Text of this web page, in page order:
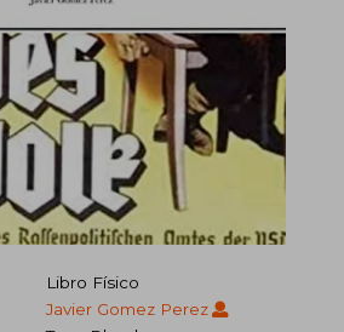
Libro Físico
Javier Gomez Perez